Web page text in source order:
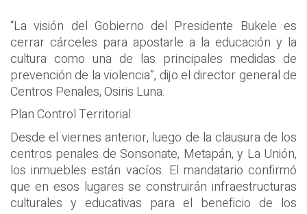
“La visión del Gobierno del Presidente Bukele es
cerrar cárceles para apostarle a la educación y la
cultura como una de las principales medidas de
prevención de la violencia”, dijo el director general de
Centros Penales, Osiris Luna.
Plan Control Territorial
Desde el viernes anterior, luego de la clausura de los
centros penales de Sonsonate, Metapán, y La Unión,
los inmuebles están vacíos. El mandatario confirmó
que en esos lugares se construirán infraestructuras
culturales y educativas para el beneficio de los